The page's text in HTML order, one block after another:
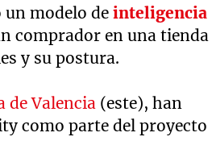
modelo de inteligencia
comprador en una tienda
y su postura.
de Valencia (este), han
como parte del proyecto